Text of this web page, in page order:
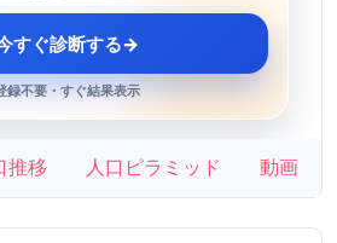
すぐ診断する→
録不要・すぐ結果表示
推移 人口ピラミッド 動画